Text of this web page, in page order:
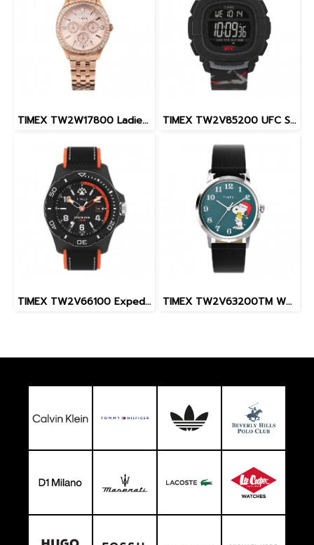
TIMEX TW2W17800 Ladies นาฬิกาข้อมือผู้หญิง สายสแตนเลส สีโรสโกลด์ หน้าปัด 36 มม. TIMEX TW2V85200 UFC Street Shock XL Fight Week นาฬิกาข้อมือผู้ชาย สายซิลิโคน สีดำ หน้าปัด 45 มม.
TIMEX TW2V66100 Expedition North® Freedive Ocea นาฬิกาข้อมือผู้ชาย สายผลิตจากวัสดุใต้ทะเลลึก สีดำ/ส้ม หน้าปัด 46 มม. TIMEX TW2V63200TM W22 PEANUTS MARLIN SNOOPY